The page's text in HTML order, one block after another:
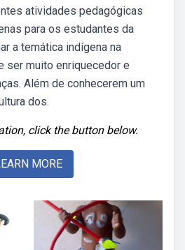
atividades pedagógicas
para os estudantes da
a temática indígena na
ser muito enriquecedor e
Além de conhecerem um
dos.
click the button below.
MORE